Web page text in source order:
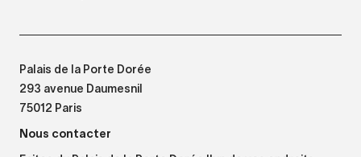
Palais de la Porte Dorée
293 avenue Daumesnil
75012 Paris
Nous contacter